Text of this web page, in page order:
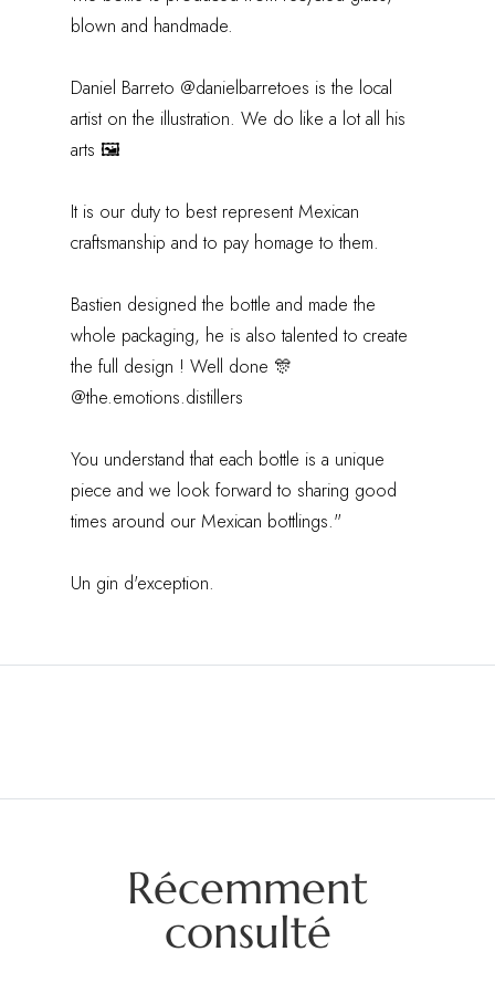
blown and handmade.
Daniel Barreto @danielbarretoes is the local
artist on the illustration. We do like a lot all his
arts 🖼️
It is our duty to best represent Mexican
craftsmanship and to pay homage to them.
Bastien designed the bottle and made the
whole packaging, he is also talented to create
the full design ! Well done 🎊
@the.emotions.distillers
You understand that each bottle is a unique
piece and we look forward to sharing good
times around our Mexican bottlings."
Un gin d'exception.
Récemment
consulté